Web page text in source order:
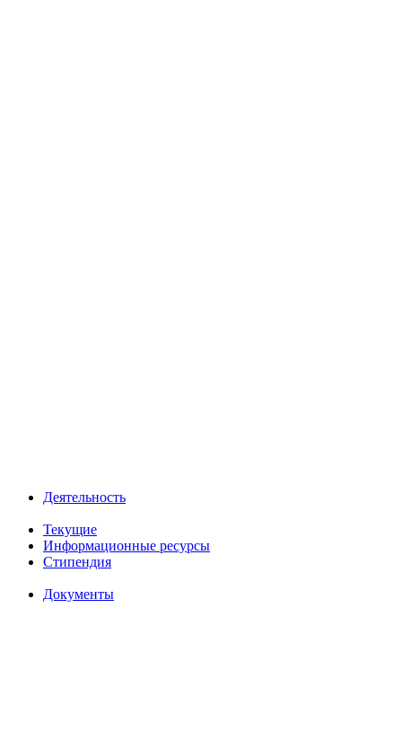
Деятельность
Текущие
Информационные ресурсы
Стипендия
Документы